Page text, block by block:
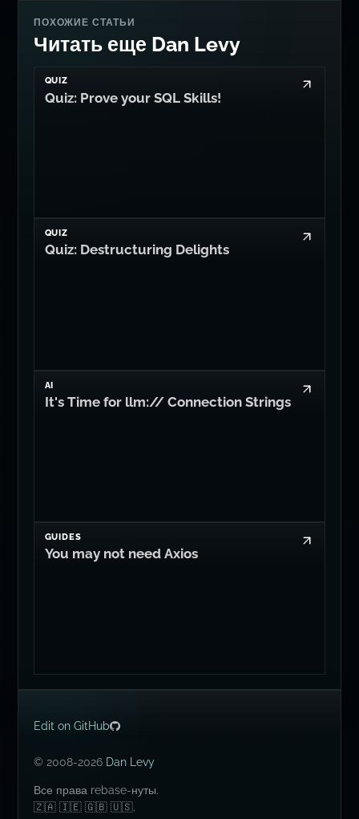
ПОХОЖИЕ СТАТЬИ
Читать еще Dan Levy
QUIZ
Quiz: Prove your SQL Skills!
QUIZ
Quiz: Destructuring Delights
AI
It's Time for llm:// Connection Strings
GUIDES
You may not need Axios
Edit on GitHub
© 2008-2026 Dan Levy
Все права rebase-нуты.
🇿🇦 🇮🇪 🇬🇧 🇺🇸.